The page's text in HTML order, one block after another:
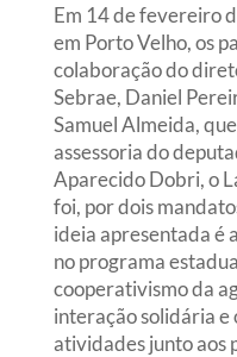
Em 14 de fevereiro
em Porto Velho, os
colaboração do
Sebrae, Daniel
Samuel Almeida,
assessoria do
Aparecido Dobri, o
foi, por dois
ideia apresentada é
no programa
cooperativismo da
interação solidária e
atividades junto aos